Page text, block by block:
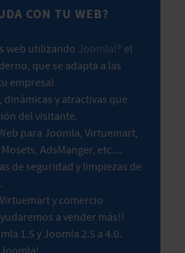
CON TU WEB?
web utilizando Joomla!® el
que se adapta a las
empresa!
dinámicas y atractivas que
del visitante.
para Joomla, Virtuemart,
AdsManger, etc....
de seguridad y limpiezas de
y comercio
a vender más!!
1.5 y Joomla 2.5 a 4.0.